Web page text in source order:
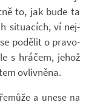
to, jak bude ta
si­tu­a­cích, ví nej­
po­dě­lit o pra­vo­
s hrá­čem, jehož
ovliv­něna.
a unese na